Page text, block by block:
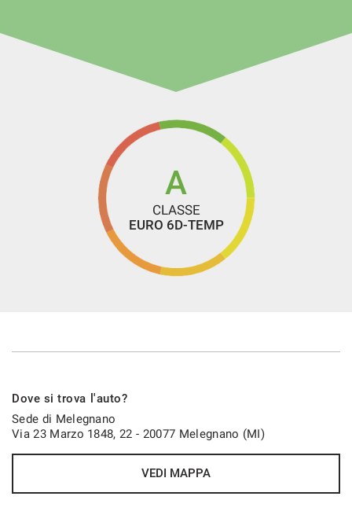
CON PROMO CARFORAUTO EASY & SAFE Euro 17.490,00
(offerta valida con sottoscrizione dei servizi finanziari e
assicurativi , escluso gli oneri finanziari)
Ipt/immatricolazioni esclusi
FINANZIA LA TUA AUTO
POTRAI SCEGLIERE FRA NUMEROSE TIPOLOGIE DI
FINANZIAMENTO E CON LA POSSIBILITA' DI AGGIUNGERE
NUMEROSI SERVIZI COME ASSICURAZIONI FURTO
INCENDIO, KASKO, ESTENSIONI GARANZIE E PACCHETTI
MANUTENZIONE
A
CLASSE
EURO 6D-TEMP
Dove si trova l'auto?
Sede di Melegnano
Via 23 Marzo 1848, 22 - 20077 Melegnano (MI)
VEDI MAPPA